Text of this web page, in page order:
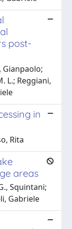
post-
Gianpaolo;
L.; Reggiani,
in
Rita
areas
Squintani;
Gabriele